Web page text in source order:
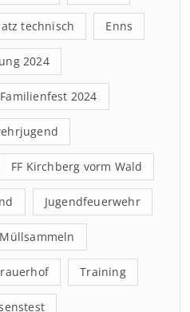
technisch Enns
2024
Familienfest 2024
FF Kirchberg vorm Wald
Jugendfeuerwehr
Müllsammeln
Training